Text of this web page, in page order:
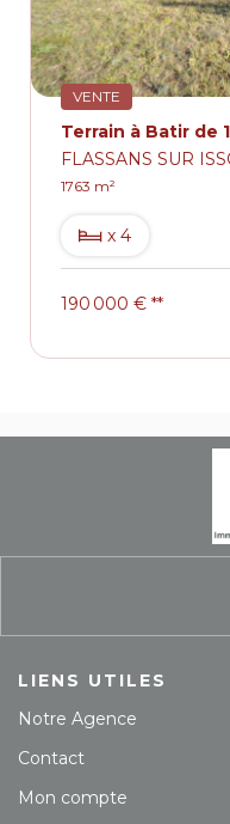
VENTE
Terrain à Batir de
FLASSANS SUR
1763 m²
x 4
190 000 € **
LIENS UTILES
Notre Agence
Contact
Mon compte